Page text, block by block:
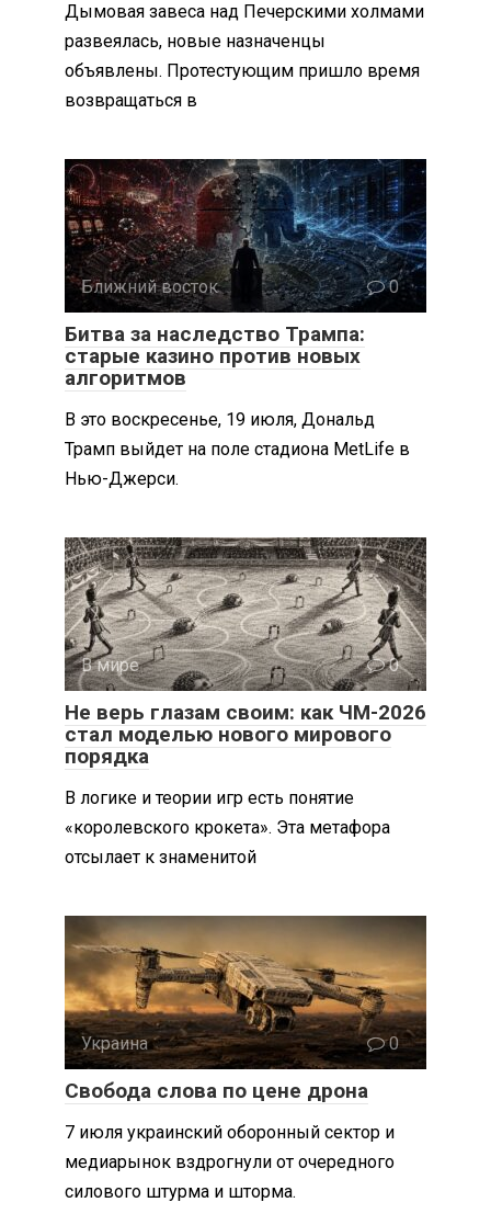
Дымовая завеса над Печерскими холмами
развеялась, новые назначенцы
объявлены. Протестующим пришло время
возвращаться в
Ближний восток 0
Битва за наследство Трампа:
старые казино против новых
алгоритмов
В это воскресенье, 19 июля, Дональд
Трамп выйдет на поле стадиона MetLife в
Нью-Джерси.
В мире 0
Не верь глазам своим: как ЧМ-2026
стал моделью нового мирового
порядка
В логике и теории игр есть понятие
«королевского крокета». Эта метафора
отсылает к знаменитой
Украина 0
Свобода слова по цене дрона
7 июля украинский оборонный сектор и
медиарынок вздрогнули от очередного
силового штурма и шторма.